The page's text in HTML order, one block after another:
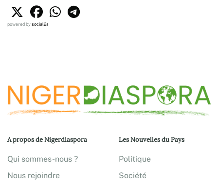
powered bysocial2s
A propos de Nigerdiaspora
Qui sommes-nous ?
Nous rejoindre
Les Nouvelles du Pays
Politique
Société